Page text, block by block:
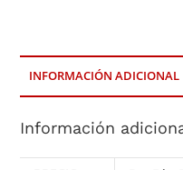
INFORMACIÓN ADICIONAL
Información